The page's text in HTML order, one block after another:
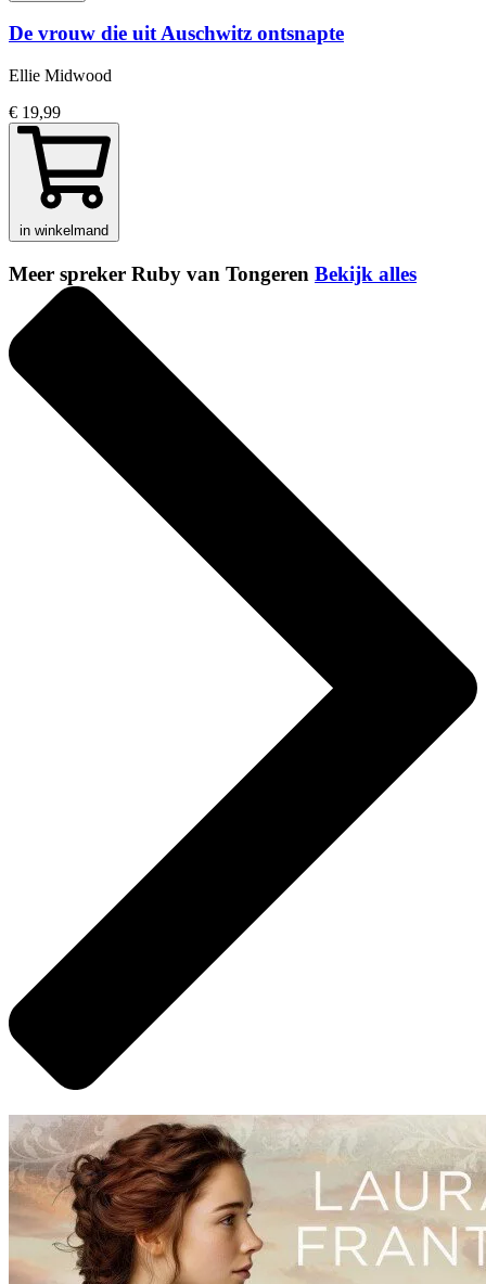
De vrouw die uit Auschwitz ontsnapte
Ellie Midwood
€ 19,99
in winkelmand
Meer spreker Ruby van Tongeren Bekijk alles